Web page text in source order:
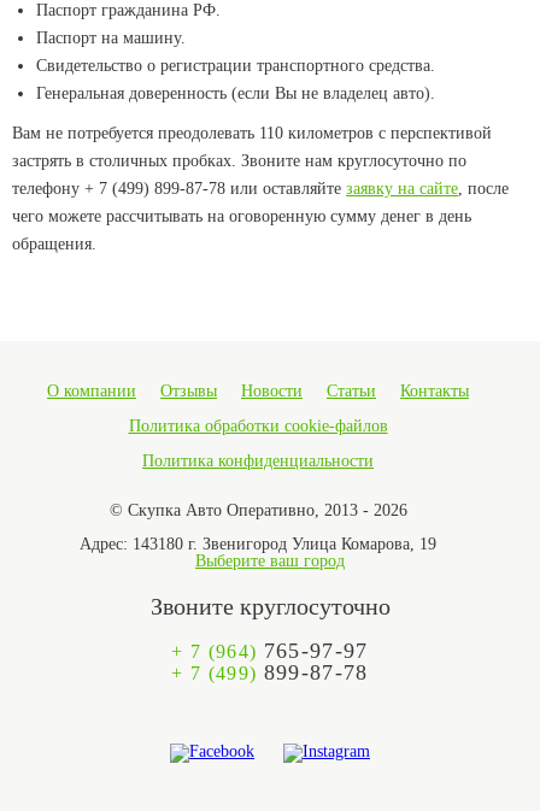
Паспорт гражданина РФ.
Паспорт на машину.
Свидетельство о регистрации транспортного средства.
Генеральная доверенность (если Вы не владелец авто).
Вам не потребуется преодолевать 110 километров с перспективой
застрять в столичных пробках. Звоните нам круглосуточно по
телефону + 7 (499) 899-87-78 или оставляйте заявку на сайте, после
чего можете рассчитывать на оговоренную сумму денег в день
обращения.
О компании Отзывы Новости Статьи
Контакты
Политика обработки cookie-файлов
Политика конфиденциальности
© Скупка Авто Оперативно, 2013 - 2026
Адрес: 143180 г. Звенигород Улица Комарова, 19
Выберите ваш город
Звоните круглосуточно
+ 7 (964) 765-97-97
+ 7 (499) 899-87-78